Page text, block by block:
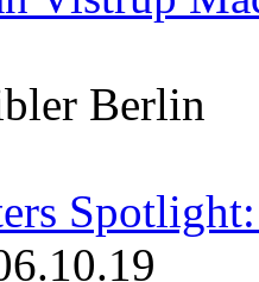
Berlin